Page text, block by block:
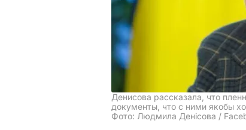
Денисова рассказала, что
документы, что с ними якобы
Фото: Людмила Денісова /